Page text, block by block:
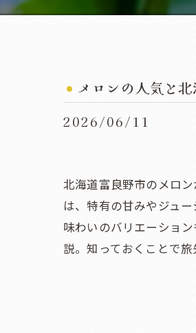
メロンの人気と
2026/06/11
北海道富良野市のメロ
は、特有の甘みやジュ
味わいのバリエーショ
説。知っておくことで